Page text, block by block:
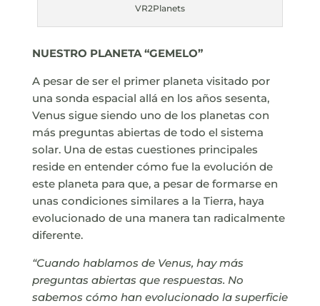
VR2Planets
NUESTRO PLANETA “GEMELO”
A pesar de ser el primer planeta visitado por
una sonda espacial allá en los años sesenta,
Venus sigue siendo uno de los planetas con
más preguntas abiertas de todo el sistema
solar. Una de estas cuestiones principales
reside en entender cómo fue la evolución de
este planeta para que, a pesar de formarse en
unas condiciones similares a la Tierra, haya
evolucionado de una manera tan radicalmente
diferente.
“Cuando hablamos de Venus, hay más
preguntas abiertas que respuestas. No
sabemos cómo han evolucionado la superficie